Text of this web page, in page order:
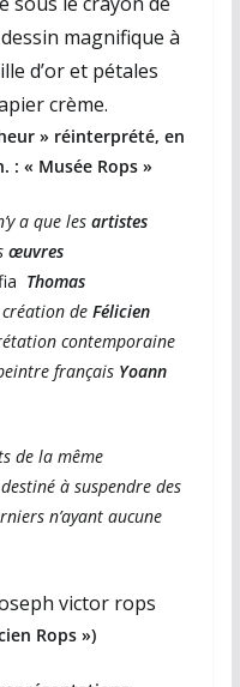
» réinterprété, en
: « Musée Rops »
a que les artistes
œuvres
Thomas
de Félicien
contemporaine
français Yoann
de la même
à suspendre des
n’ayant aucune
Rops »)